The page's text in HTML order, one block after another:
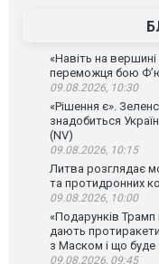
«Навіть на
переможця бою
09.08.2026, 10:30
«Рішення є».
знадобиться
(NV)
09.08.2026, 10:15
Литва розглядає
та протидронних
09.08.2026, 10:00
«Подарунків
дають
з Маском і що
09.08.2026, 09:45